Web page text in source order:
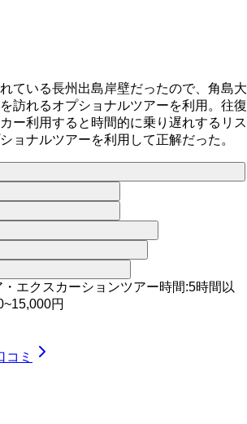
ている長州出島岸壁だったので、角島大
訪れるオプショナルツアーを利用。往復
ー利用すると時間的に乗り遅れするリス
ョナルツアーを利用して正解だった。
エクスカーションツアー時間:5時間以
円
コミ